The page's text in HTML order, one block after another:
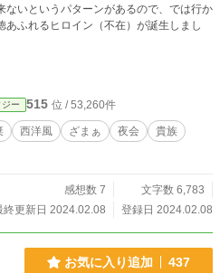
ないというパターンがあるので、では行か
ふれるヒロイン（不在）が誕生しまし
ー 515 位 / 53,260件
西洋風 ざまぁ 夜会
貴族
感想数 7
文字数 6,783
終更新日 2024.02.08
登録日 2024.02.08
お気に入り追加 437